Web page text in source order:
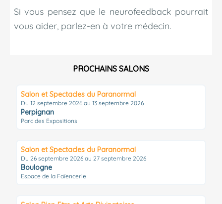
Si vous pensez que le neurofeedback pourrait
vous aider, parlez-en à votre médecin.
PROCHAINS SALONS
Salon et Spectacles du Paranormal
Du 12 septembre 2026 au 13 septembre 2026
Perpignan
Parc des Expositions
Salon et Spectacles du Paranormal
Du 26 septembre 2026 au 27 septembre 2026
Boulogne
Espace de la Faïencerie